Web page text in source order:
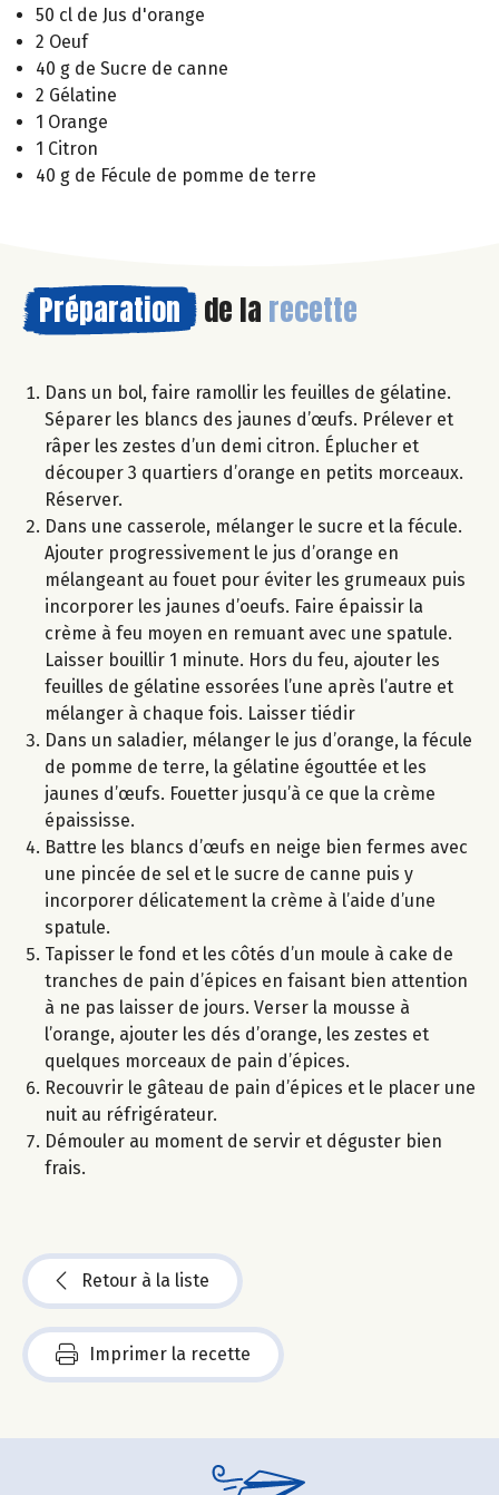
50 cl de Jus d'orange
2 Oeuf
40 g de Sucre de canne
2 Gélatine
1 Orange
1 Citron
40 g de Fécule de pomme de terre
Préparation de la recette
Dans un bol, faire ramollir les feuilles de gélatine.
Séparer les blancs des jaunes d’œufs. Prélever et
râper les zestes d’un demi citron. Éplucher et
découper 3 quartiers d’orange en petits morceaux.
Réserver.
Dans une casserole, mélanger le sucre et la fécule.
Ajouter progressivement le jus d’orange en
mélangeant au fouet pour éviter les grumeaux puis
incorporer les jaunes d’oeufs. Faire épaissir la
crème à feu moyen en remuant avec une spatule.
Laisser bouillir 1 minute. Hors du feu, ajouter les
feuilles de gélatine essorées l’une après l’autre et
mélanger à chaque fois. Laisser tiédir
Dans un saladier, mélanger le jus d’orange, la fécule
de pomme de terre, la gélatine égouttée et les
jaunes d’œufs. Fouetter jusqu’à ce que la crème
épaississe.
Battre les blancs d’œufs en neige bien fermes avec
une pincée de sel et le sucre de canne puis y
incorporer délicatement la crème à l’aide d’une
spatule.
Tapisser le fond et les côtés d’un moule à cake de
tranches de pain d’épices en faisant bien attention
à ne pas laisser de jours. Verser la mousse à
l’orange, ajouter les dés d’orange, les zestes et
quelques morceaux de pain d’épices.
Recouvrir le gâteau de pain d’épices et le placer une
nuit au réfrigérateur.
Démouler au moment de servir et déguster bien
frais.
Retour à la liste
Imprimer la recette